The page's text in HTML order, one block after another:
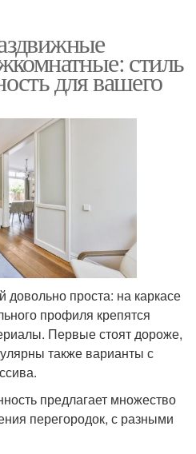
стиль
для вашего
довольно проста: на каркасе
профиля крепятся
Первые стоят дороже,
также варианты с
предлагает множество
перегородок, с разными